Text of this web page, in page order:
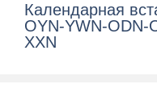
Календарная
OYN-YWN-ODN-
XXN